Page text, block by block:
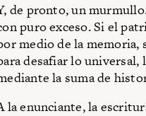
de pronto, un
puro exceso. Si el
medio de la memoria,
desafiar lo universal,
la suma de
la enunciante, la